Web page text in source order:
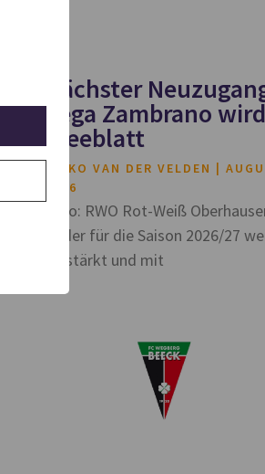
Nächster
Vega Zambrano
Kleeblatt
HEIKO VAN DER VELDEN
2026
Foto: RWO Rot-Weiß
Kader für die Saison 2026/27
verstärkt und mit